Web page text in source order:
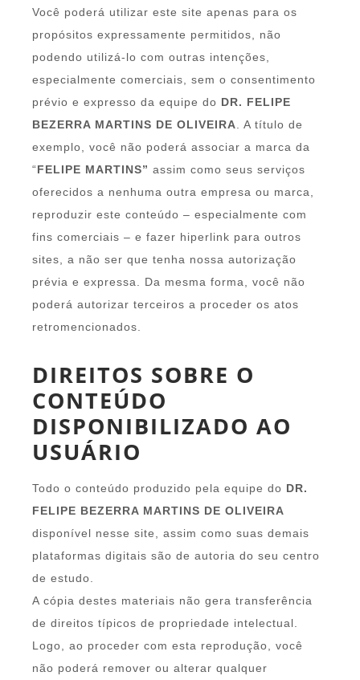
Você poderá utilizar este site apenas para os
propósitos expressamente permitidos, não
podendo utilizá-lo com outras intenções,
especialmente comerciais, sem o consentimento
prévio e expresso da equipe do DR. FELIPE
BEZERRA MARTINS DE OLIVEIRA . A título de
exemplo, você não poderá associar a marca da
“FELIPE MARTINS” assim como seus serviços
oferecidos a nenhuma outra empresa ou marca,
reproduzir este conteúdo – especialmente com
fins comerciais – e fazer hiperlink para outros
sites, a não ser que tenha nossa autorização
prévia e expressa. Da mesma forma, você não
poderá autorizar terceiros a proceder os atos
retromencionados.
DIREITOS SOBRE O
CONTEÚDO
DISPONIBILIZADO AO
USUÁRIO
Todo o conteúdo produzido pela equipe do DR.
FELIPE BEZERRA MARTINS DE OLIVEIRA
disponível nesse site, assim como suas demais
plataformas digitais são de autoria do seu centro
de estudo.
A cópia destes materiais não gera transferência
de direitos típicos de propriedade intelectual.
Logo, ao proceder com esta reprodução, você
não poderá remover ou alterar qualquer